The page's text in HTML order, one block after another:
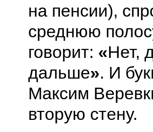
на пенсии),
среднюю
говорит: «Нет,
дальше». И
Максим
вторую стену.